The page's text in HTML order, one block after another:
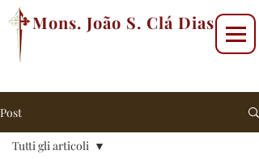
Mons. João S. Clá Dias
Post
Tutti gli articoli